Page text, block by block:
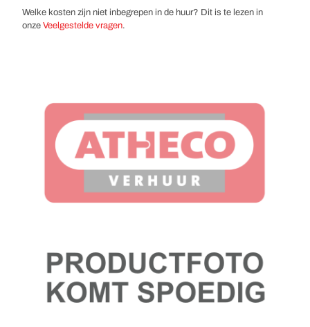
Welke kosten zijn niet inbegrepen in de huur? Dit is te lezen in
onze Veelgestelde vragen.